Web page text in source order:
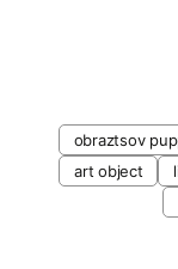
obraztsov
art object